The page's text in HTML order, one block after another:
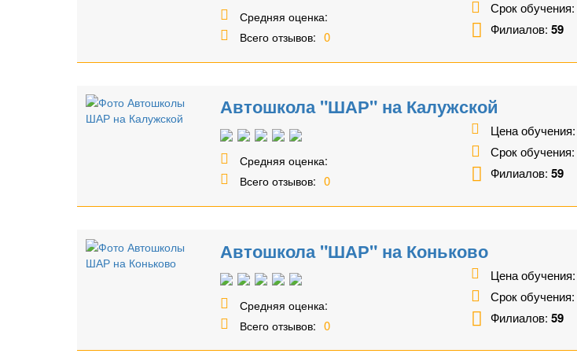
Средняя оценка:
Всего отзывов: 0
Срок обучения:
Филиалов: 59
Автошкола "ШАР" на Калужской
Средняя оценка:
Всего отзывов: 0
Цена обучения:
Срок обучения:
Филиалов: 59
Автошкола "ШАР" на Коньково
Средняя оценка:
Всего отзывов: 0
Цена обучения:
Срок обучения:
Филиалов: 59